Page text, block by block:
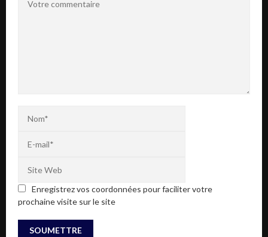
Enregistrez vos coordonnées pour faciliter votre
prochaine visite sur le site